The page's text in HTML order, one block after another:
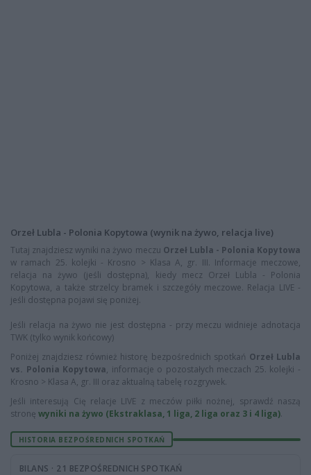
Orzeł Lubla - Polonia Kopytowa (wynik na żywo, relacja live)
Tutaj znajdziesz wyniki na żywo meczu Orzeł Lubla - Polonia Kopytowa
w ramach 25. kolejki - Krosno > Klasa A, gr. III. Informacje meczowe,
relacja na żywo (jeśli dostępna), kiedy mecz Orzeł Lubla - Polonia
Kopytowa, a także strzelcy bramek i szczegóły meczowe. Relacja LIVE -
jeśli dostępna pojawi się poniżej.
Jeśli relacja na żywo nie jest dostępna - przy meczu widnieje adnotacja
TWK (tylko wynik końcowy)
Poniżej znajdziesz również historę bezpośrednich spotkań Orzeł Lubla
vs. Polonia Kopytowa, informacje o pozostałych meczach 25. kolejki -
Krosno > Klasa A, gr. III oraz aktualną tabelę rozgrywek.
Jeśli interesują Cię relacje LIVE z meczów piłki nożnej, sprawdź naszą
stronę wyniki na żywo (Ekstraklasa, 1 liga, 2 liga oraz 3 i 4 liga).
HISTORIA BEZPOŚREDNICH SPOTKAŃ
BILANS · 21 BEZPOŚREDNICH SPOTKAŃ